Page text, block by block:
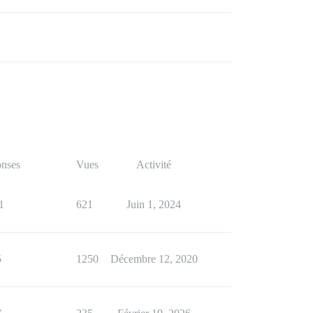
Vues Activité
621 Juin 1, 2024
1250 Décembre 12, 2020